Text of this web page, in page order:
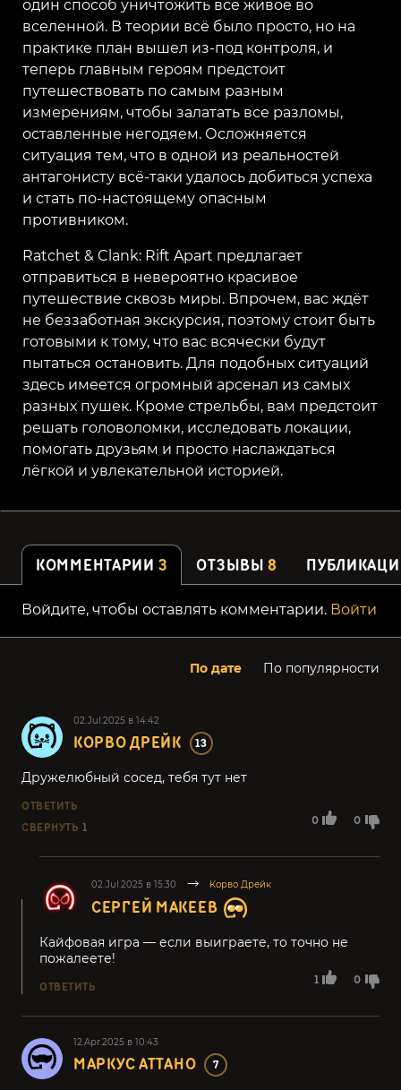
один способ уничтожить всё живое во
вселенной. В теории всё было просто, но на
практике план вышел из-под контроля, и
теперь главным героям предстоит
путешествовать по самым разным
измерениям, чтобы залатать все разломы,
оставленные негодяем. Осложняется
ситуация тем, что в одной из реальностей
антагонисту всё-таки удалось добиться успеха
и стать по-настоящему опасным
противником.
Ratchet & Clank: Rift Apart предлагает
отправиться в невероятно красивое
путешествие сквозь миры. Впрочем, вас ждёт
не беззаботная экскурсия, поэтому стоит быть
готовыми к тому, что вас всячески будут
пытаться остановить. Для подобных ситуаций
здесь имеется огромный арсенал из самых
разных пушек. Кроме стрельбы, вам предстоит
решать головоломки, исследовать локации,
помогать друзьям и просто наслаждаться
лёгкой и увлекательной историей.
КОММЕНТАРИИ 3 ОТЗЫВЫ8
Войдите, чтобы оставлять комментарии. Войти
По дате По популярности
02.Jul.2025 в 14:42
КОРВО ДРЕЙК 13
0 0
Дружелюбный сосед, тебя тут нет
ОТВЕТИТЬ
СВЕРНУТЬ 1
02.Jul.2025 в 15:30 Корво Дрейк
СЕРГЕЙ МАКЕЕВ
1 0
Кайфовая игра — если выиграете, то точно не
пожалеете!
ОТВЕТИТЬ
12.Apr.2025 в 10:43
МАРКУС АТТАНО 7